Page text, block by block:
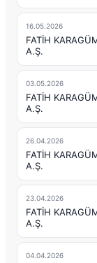
16.05.2026
FATİH
A.Ş.
03.05.2026
FATİH
A.Ş.
26.04.2026
FATİH
A.Ş.
23.04.2026
FATİH
A.Ş.
04.04.2026